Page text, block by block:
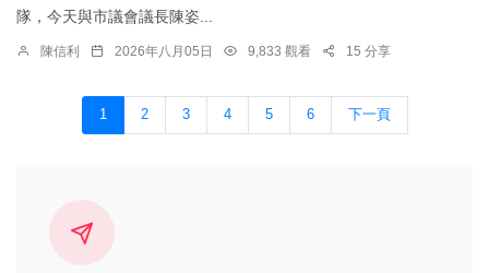
隊，今天與市議會議長陳姿...
陳信利 2026年八月05日 9,833 觀看 15 分享
1 2 3 4 5 6 下一頁